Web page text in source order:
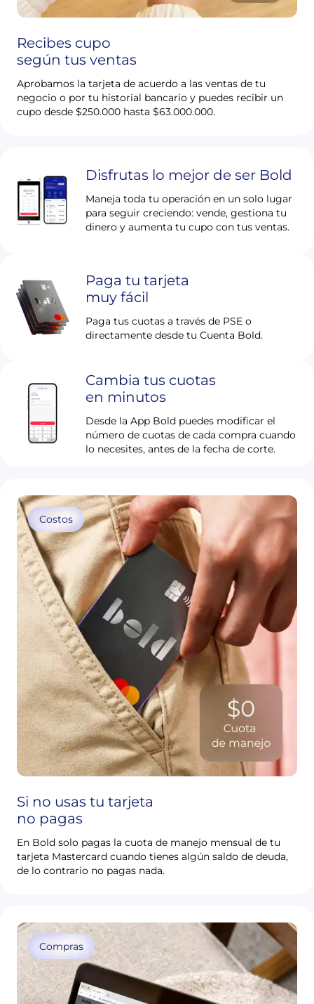
Recibes cupo
según tus ventas
Aprobamos la tarjeta de acuerdo a las ventas de tu
negocio o por tu historial bancario y puedes recibir un
cupo desde $250.000 hasta $63.000.000.
Disfrutas lo mejor de ser Bold
Maneja toda tu operación en un solo lugar
para seguir creciendo: vende, gestiona tu
dinero y aumenta tu cupo con tus ventas.
Paga tu tarjeta
muy fácil
Paga tus cuotas a través de PSE o
directamente desde tu Cuenta Bold.
Cambia tus cuotas
en minutos
Desde la App Bold puedes modificar el
número de cuotas de cada compra cuando
lo necesites, antes de la fecha de corte.
Costos
Si no usas tu tarjeta
no pagas
En Bold solo pagas la cuota de manejo mensual de tu
tarjeta Mastercard cuando tienes algún saldo de deuda,
de lo contrario no pagas nada.
Compras